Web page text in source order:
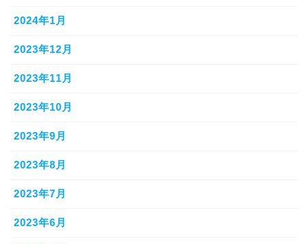
2024年1月
2023年12月
2023年11月
2023年10月
2023年9月
2023年8月
2023年7月
2023年6月